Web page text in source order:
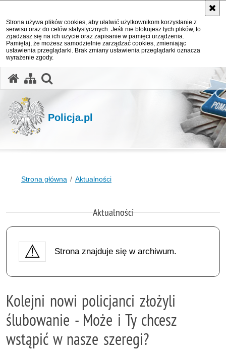
Strona używa plików cookies, aby ułatwić użytkownikom korzystanie z
serwisu oraz do celów statystycznych. Jeśli nie blokujesz tych plików, to
zgadzasz się na ich użycie oraz zapisanie w pamięci urządzenia.
Pamiętaj, że możesz samodzielnie zarządzać cookies, zmieniając
ustawienia przeglądarki. Brak zmiany ustawienia przeglądarki oznacza
wyrażenie zgody.
Policja.pl
Strona główna Aktualności
Aktualności
Strona znajduje się w archiwum.
Kolejni nowi policjanci złożyli
ślubowanie - Może i Ty chcesz
wstąpić w nasze szeregi?